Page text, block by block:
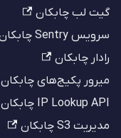
گیت لب چابکان
سرویس Sentry چابکان
رادار چابکان
میرور پکیج‌های چابکان
IP Lookup API چابکان
مدیریت S3 چابکان